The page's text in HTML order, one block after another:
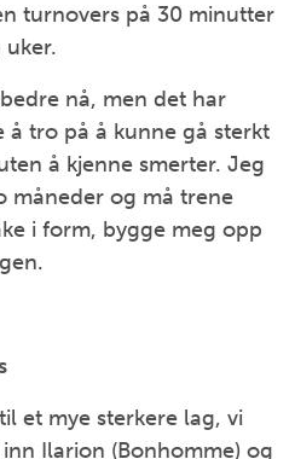
turnovers på 30 minutter
uker.
nå, men det har
tro på å kunne gå sterkt
å kjenne smerter. Jeg
måneder og må trene
i form, bygge meg opp
et mye sterkere lag, vi
Ilarion (Bonhomme) og